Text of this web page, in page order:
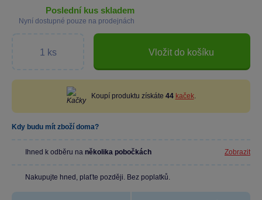
poslední kus skladem
Nyní dostupné pouze na prodejnách
Vložit do košíku
Koupí produktu získáte 44 kaček.
Kdy budu mít zboží doma?
Ihned k odběru na několika pobočkách Zobrazit
Nakupujte hned, plaťte později. Bez poplatků.